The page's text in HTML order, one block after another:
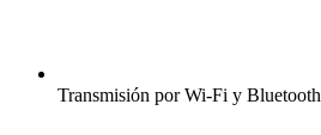
Transmisión por Wi-Fi y Bluetooth